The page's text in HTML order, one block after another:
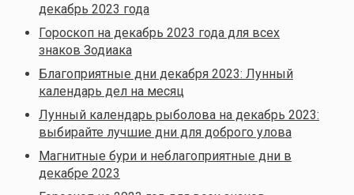
декабрь 2023 года
Гороскоп на декабрь 2023 года для всех
знаков Зодиака
Благоприятные дни декабря 2023: Лунный
календарь дел на месяц
Лунный календарь рыболова на декабрь 2023:
выбирайте лучшие дни для доброго улова
Магнитные бури и неблагоприятные дни в
декабре 2023